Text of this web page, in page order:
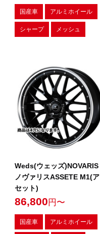
国産車 アルミホイール
シャープ メッシュ
Weds(ウェッズ)NOVARIS
ノヴァリスASSETE M1(ア
セット)
86,800 円〜
国産車 アルミホイール